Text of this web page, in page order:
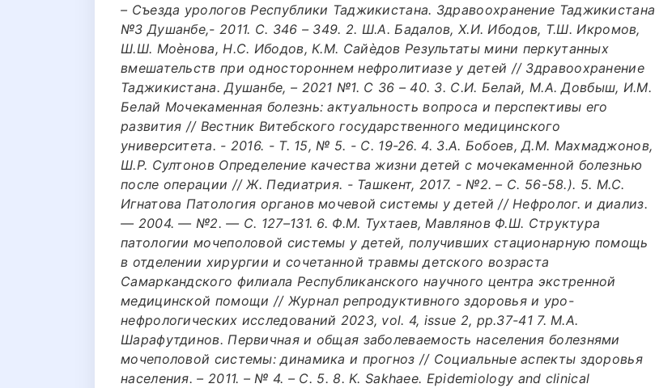
– Съезда урологов Республики Таджикистана. Здравоохранение Таджикистана
№3 Душанбе,- 2011. С. 346 – 349. 2. Ш.А. Бадалов, Х.И. Ибодов, Т.Ш. Икромов,
Ш.Ш. Моѐнова, Н.С. Ибодов, К.М. Сайѐдов Результаты мини перкутанных
вмешательств при одностороннем нефролитиазе у детей // Здравоохранение
Таджикистана. Душанбе, – 2021 №1. С 36 – 40. 3. С.И. Белай, М.А. Довбыш, И.М.
Белай Мочекаменная болезнь: актуальность вопроса и перспективы его
развития // Вестник Витебского государственного медицинского
университета. - 2016. - Т. 15, № 5. - С. 19-26. 4. З.А. Бобоев, Д.М. Махмаджонов,
Ш.Р. Султонов Определение качества жизни детей с мочекаменной болезнью
после операции // Ж. Педиатрия. - Ташкент, 2017. - №2. – С. 56-58.). 5. М.С.
Игнатова Патология органов мочевой системы у детей // Нефролог. и диализ.
— 2004. — №2. — С. 127–131. 6. Ф.М. Тухтаев, Мавлянов Ф.Ш. Структура
патологии мочеполовой системы у детей, получивших стационарную помощь
в отделении хирургии и сочетанной травмы детского возраста
Самаркандского филиала Республиканского научного центра экстренной
медицинской помощи // Журнал репродуктивного здоровья и уро-
нефрологических исследований 2023, vol. 4, issue 2, pp.37-41 7. М.А.
Шарафутдинов. Первичная и общая заболеваемость населения болезнями
мочеполовой системы: динамика и прогноз // Социальные аспекты здоровья
населения. – 2011. – № 4. – С. 5. 8. K. Sakhaee. Epidemiology and clinical